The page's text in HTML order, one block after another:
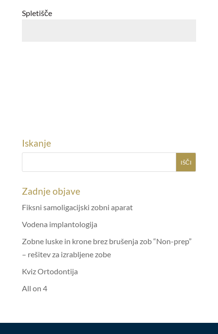
Spletišče
Iskanje
Zadnje objave
Fiksni samoligacijski zobni aparat
Vodena implantologija
Zobne luske in krone brez brušenja zob “Non-prep”
– rešitev za izrabljene zobe
Kviz Ortodontija
All on 4